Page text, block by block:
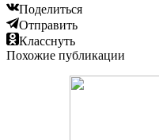
Поделиться
Отправить
Класснуть
Похожие публикации